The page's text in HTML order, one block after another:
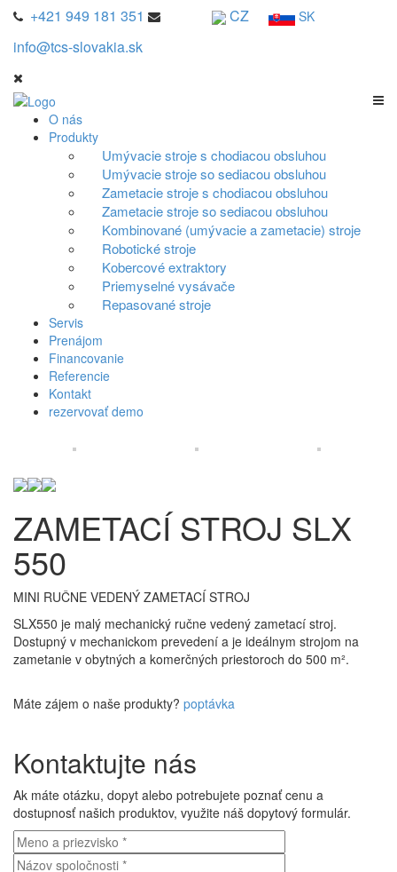
+421 949 181 351
info@tcs-slovakia.sk
CZ SK
O nás
Produkty
Umývacie stroje s chodiacou obsluhou
Umývacie stroje so sediacou obsluhou
Zametacie stroje s chodiacou obsluhou
Zametacie stroje so sediacou obsluhou
Kombinované (umývacie a zametacie) stroje
Robotické stroje
Kobercové extraktory
Priemyselné vysávače
Repasované stroje
Servis
Prenájom
Financovanie
Referencie
Kontakt
rezervovať demo
ZAMETACÍ STROJ SLX
550
MINI RUČNE VEDENÝ ZAMETACÍ STROJ
SLX550 je malý mechanický ručne vedený zametací stroj.
Dostupný v mechanickom prevedení a je ideálnym strojom na
zametanie v obytných a komerčných priestoroch do 500 m².
Máte zájem o naše produkty? poptávka
Kontaktujte nás
Ak máte otázku, dopyt alebo potrebujete poznať cenu a
dostupnosť našich produktov, využite náš dopytový formulár.